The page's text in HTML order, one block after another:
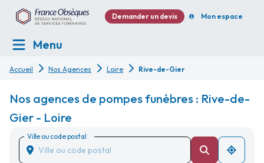
Demander un devis Mon espace
Menu
Accueil Nos Agences Loire Rive-de-Gier
Nos agences de pompes funèbres : Rive-de-
Gier - Loire
Ville ou code postal